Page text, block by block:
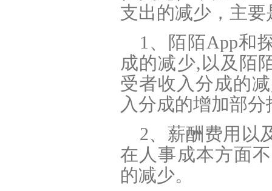
支出的减少，主要
1 、陌陌App和
成的减少,以及陌
受者收入分成的
入分成的增加部
2、薪酬费用以
在人事成本方面
的减少。